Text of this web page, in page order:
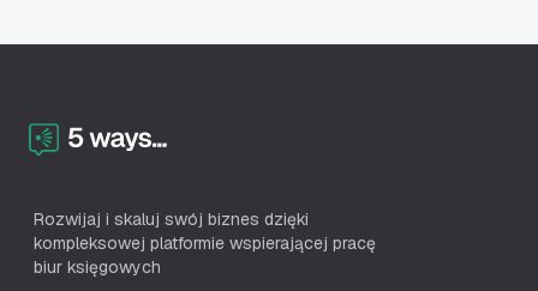
Rozwijaj i skaluj swój biznes dzięki
kompleksowej platformie wspierającej pracę
biur księgowych